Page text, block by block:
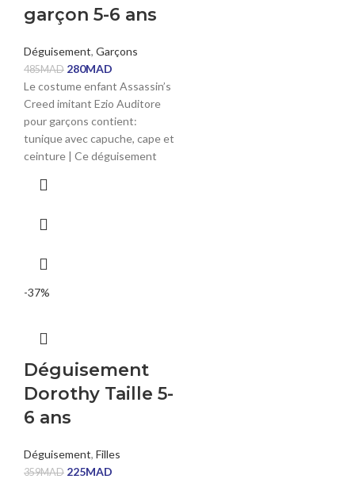
garçon 5-6 ans
Déguisement, Garçons
485MAD 280MAD
Le costume enfant Assassin’s
Creed imitant Ezio Auditore
pour garçons contient:
tunique avec capuche, cape et
ceinture | Ce déguisement
-37%
Déguisement
Dorothy Taille 5-
6 ans
Déguisement, Filles
359MAD 225MAD